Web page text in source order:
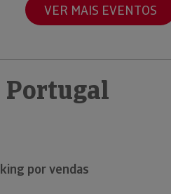
VER MAIS EVENTOS
Portugal
por vendas